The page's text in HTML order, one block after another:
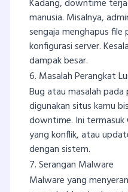
Kadang, downtime
manusia. Misalnya,
sengaja menghapus
konfigurasi server.
dampak besar.
6. Masalah Perangkat
Bug atau masalah
digunakan situs kamu
downtime. Ini termasuk
yang konflik, atau
dengan sistem.
7. Serangan Malware
Malware yang